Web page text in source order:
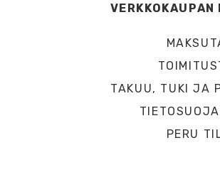
TAKUU, TUKI JA
PERU